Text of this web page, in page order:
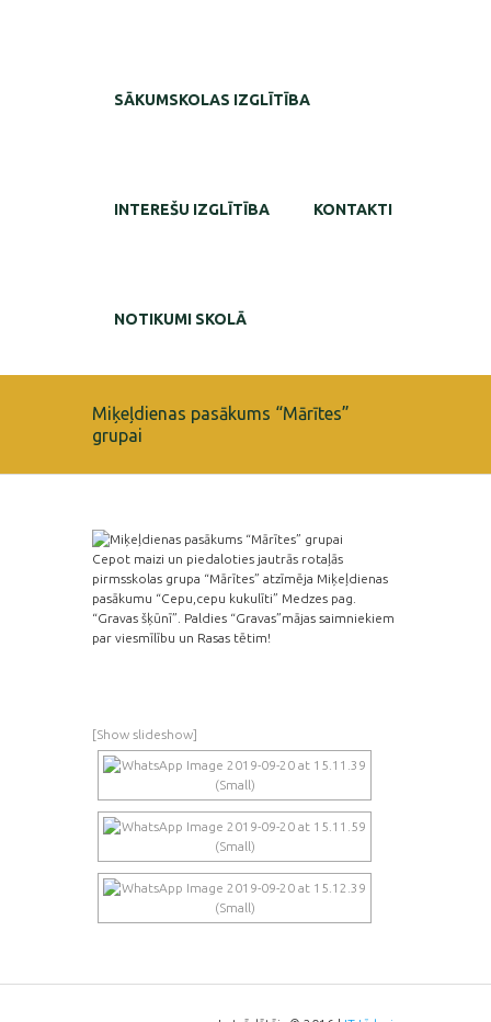
SĀKUMSKOLAS IZGLĪTĪBA
INTEREŠU IZGLĪTĪBA KONTAKTI
NOTIKUMI SKOLĀ
Miķeļdienas pasākums “Mārītes”
grupai
Cepot maizi un piedaloties jautrās rotaļās
pirmsskolas grupa “Mārītes” atzīmēja Miķeļdienas
pasākumu “Cepu,cepu kukulīti” Medzes pag.
“Gravas šķūnī”. Paldies “Gravas”mājas saimniekiem
par viesmīlību un Rasas tētim!
[Show slideshow]